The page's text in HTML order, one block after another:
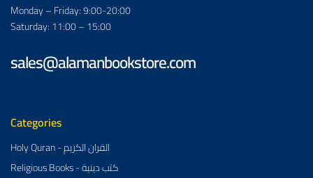
Monday – Friday: 9:00-20:00
Saturday: 11:00 – 15:00
sales@alamanbookstore.com
Categories
Holy Quran - القران الكريم
Religious Books - كتب دينية